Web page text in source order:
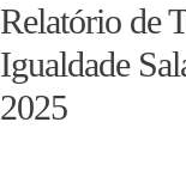
Relatório de
Igualdade
2025